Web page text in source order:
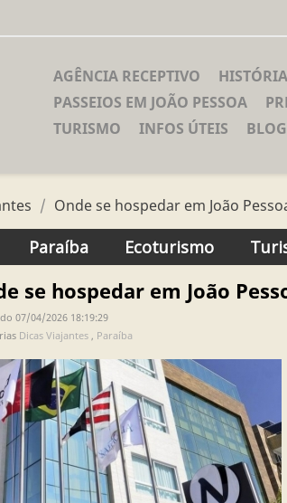
AGÊNCIA RECEPTIVO HISTÓRIA
PASSEIOS EM JOÃO PESSOA
TURISMO
INFOS ÚTEIS BLOG
Onde se hospedar em João
Paraíba Ecoturismo
se hospedar em João
07/04/2026 18:19:29
Dicas Viajantes, Paraíba